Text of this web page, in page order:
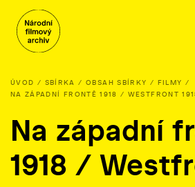
ÚVOD SBÍRKA OBSAH SBÍRKY
FILMY
NA ZÁPADNÍ FRONTĚ 1918 / WESTFRONT
Na západní
1918 /